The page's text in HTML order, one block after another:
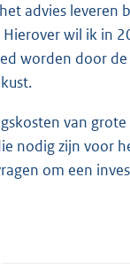
advies
wil ik in
worden door
van
nodig zijn voor
om een